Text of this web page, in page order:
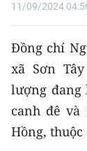
Duyên hải
Đông Nam
Đồng bằng
Chuyên
11/09/2024
Đồng chí
xã Sơn
lượng đang
canh đê
Hồng,